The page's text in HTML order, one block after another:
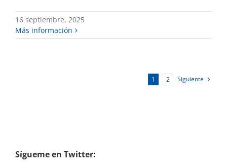
16 septiembre, 2025
Más información
1 2 Siguiente
Sígueme en Twitter: